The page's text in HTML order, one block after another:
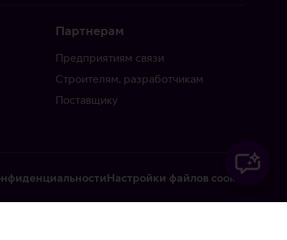
Партнерам
Предприятиям связи
Строителям, разработчикам
Поставщику
Настройки файлов cookie